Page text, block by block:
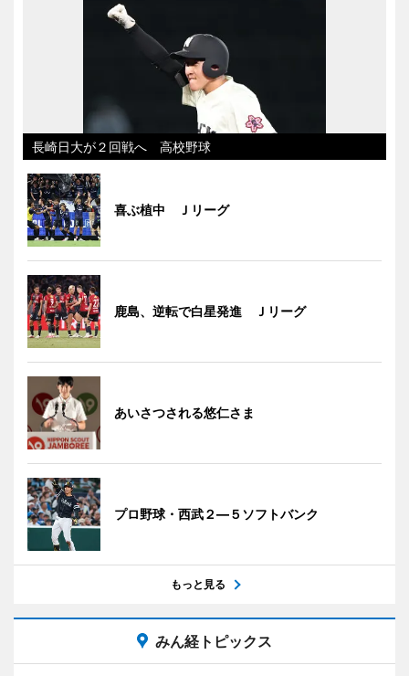
長崎日大が２回戦へ 高校野球
喜ぶ植中 Ｊリーグ
鹿島、逆転で白星発進 Ｊリーグ
あいさつされる悠仁さま
プロ野球・西武２―５ソフトバンク
もっと見る
みん経トピックス